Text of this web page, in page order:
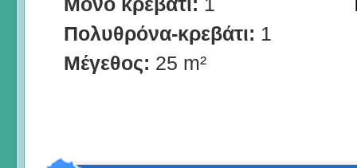
Πολυθρόνα-κρεβάτι: 1
Μέγεθος: 25 m²